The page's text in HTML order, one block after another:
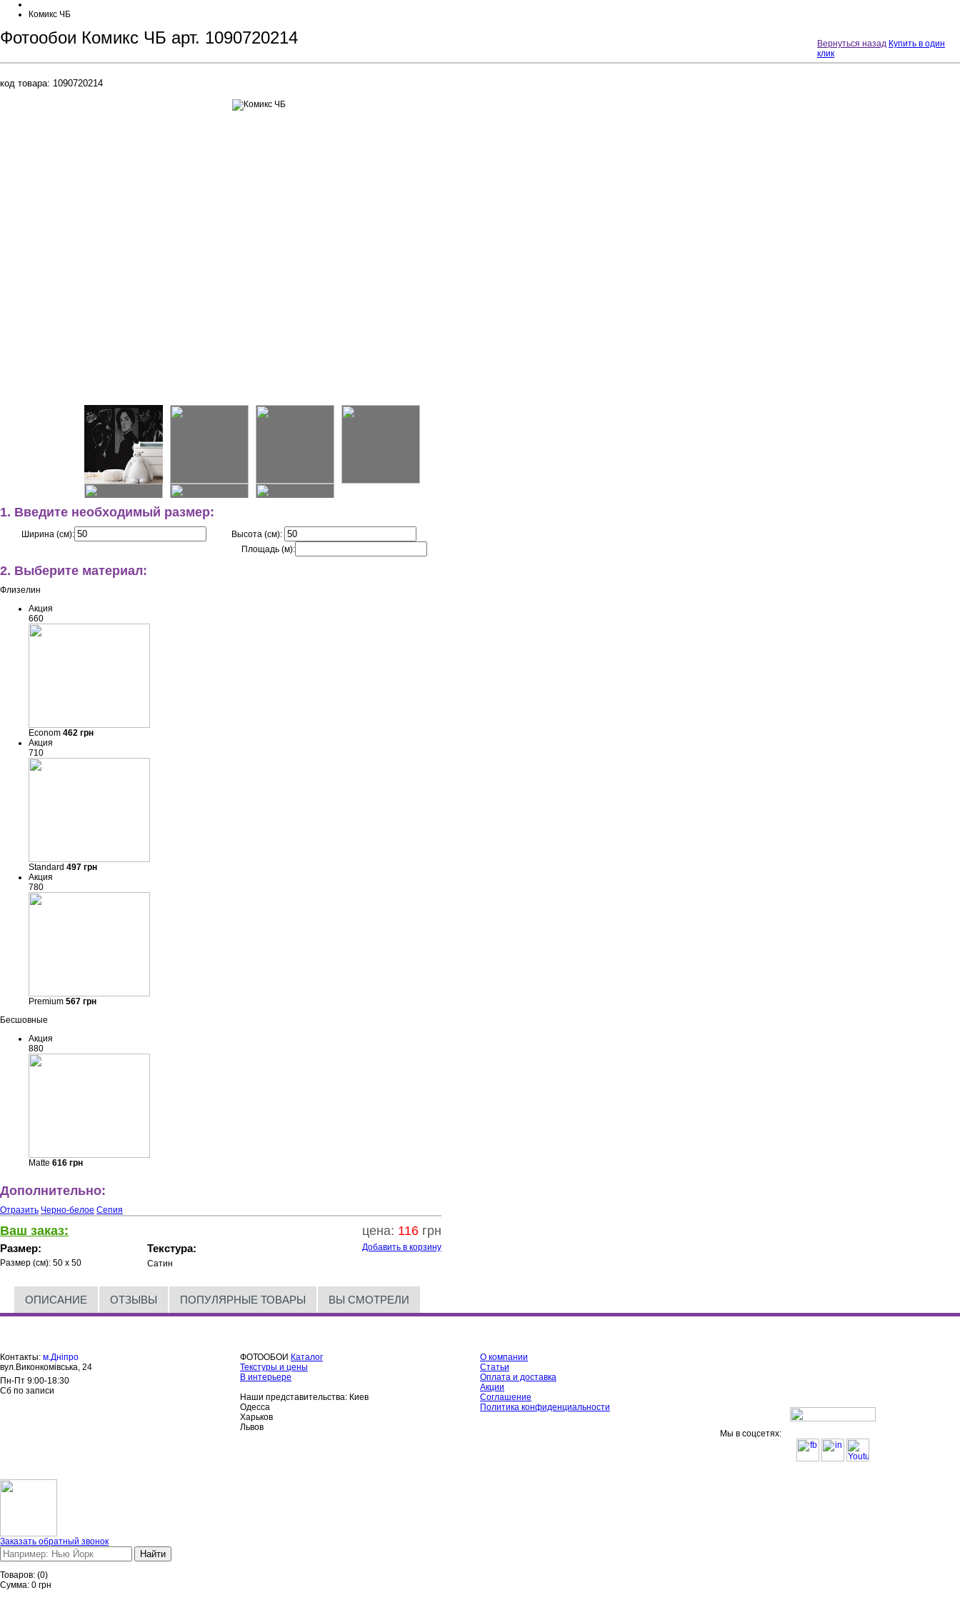
Комикс ЧБ
Вернуться назад Купить в один
клик
Фотообои Комикс ЧБ арт. 1090720214
код товара: 1090720214
1. Введите необходимый размер:
Ширина (см):
Высота (см):
Площадь (м):
2. Выберите материал:
Флизелин
Акция
660
Econom 462 грн
Акция
710
Standard 497 грн
Акция
780
Premium 567 грн
Бесшовные
Акция
880
Matte 616 грн
Дополнительно:
Отразить Черно-белое Сепия
Ваш заказ: цена: 116 грн
Размер:
Размер (см): 50 x 50
Текстура:
Сатин
Добавить в корзину
ОПИСАНИЕ ОТЗЫВЫ ПОПУЛЯРНЫЕ ТОВАРЫ ВЫ СМОТРЕЛИ
Контакты: м.Дніпро
вул.Виконкомівська, 24
Пн-Пт 9:00-18:30
Сб по записи
ФОТООБОИ Каталог
Текстуры и цены
В интерьере
Наши представительства: Киев
Одесса
Харьков
Львов
О компании
Статьи
Оплата и доставка
Акции
Соглашение
Политика конфиденциальности
Мы в соцсетях:
Заказать обратный звонок
Найти
Товаров: (0)
Сумма: 0 грн